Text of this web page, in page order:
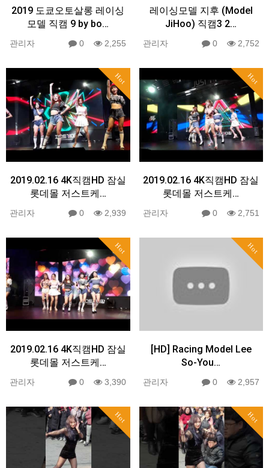
2019 도쿄오토살롱 레이싱
모델 직캠 9 by bo…
관리자 0 2,255
레이싱모델 지후 (Model
JiHoo) 직캠3 2…
관리자 0 2,752
Hot
2019.02.16 4K직캠HD 잠실
롯데몰 저스트케…
관리자 0 2,939
Hot
2019.02.16 4K직캠HD 잠실
롯데몰 저스트케…
관리자 0 2,751
Hot
2019.02.16 4K직캠HD 잠실
롯데몰 저스트케…
관리자 0 3,390
Hot
[HD] Racing Model Lee
So-You…
관리자 0 2,957
Hot Hot